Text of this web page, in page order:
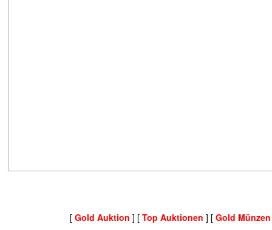
[ Gold Auktion ] [ Top Auktionen ] [ Gold